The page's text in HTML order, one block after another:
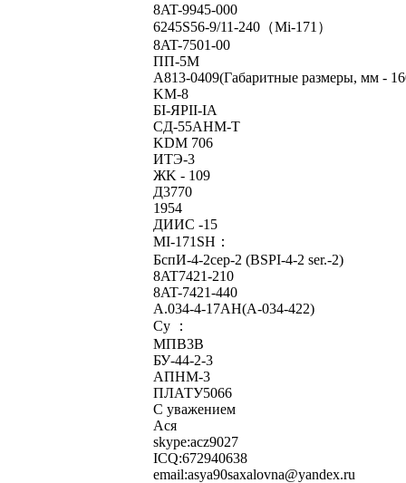
8AT-9945-000
6245S56-9/11-240（Mi-171）
8AT-7501-00
ПП-5M
A813-0409(Габаритные размеры, мм -
KM-8
БI-ЯPII-IA
CД-55AHM-T
KDM 706
ИTЭ-3
ЖK - 109
Д3770
1954
ДИИC -15
MI-171SH：
БспИ-4-2сер-2 (BSPI-4-2 ser.-2)
8AT7421-210
8AT-7421-440
A.034-4-17AH(A-034-422)
Су ：
МПВ3В
БУ-44-2-3
АПНМ-3
ПЛАТУ5066
С уважением
Ася
skype:acz9027
ICQ:672940638
email:asya90saxalovna@yandex.ru